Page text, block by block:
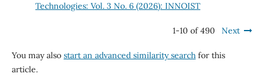
Technologies: Vol. 3 No. 6 (2026): INNOIST
1-10 of 490 Next
You may also start an advanced similarity searchfor this
article.